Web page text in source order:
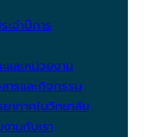
จำปีการ
ละหน่วยงาน
ารและกิจกรรม
ากาศในวิทยาลัย
านกับเรา